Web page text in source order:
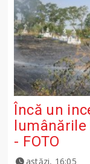
Încă un
lumânările
- FOTO
astăzi, 16:05